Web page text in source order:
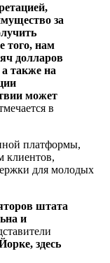
за
того, нам
долларов
также на
может
в
платформы,
клиентов,
для молодых
штата
и
здесь